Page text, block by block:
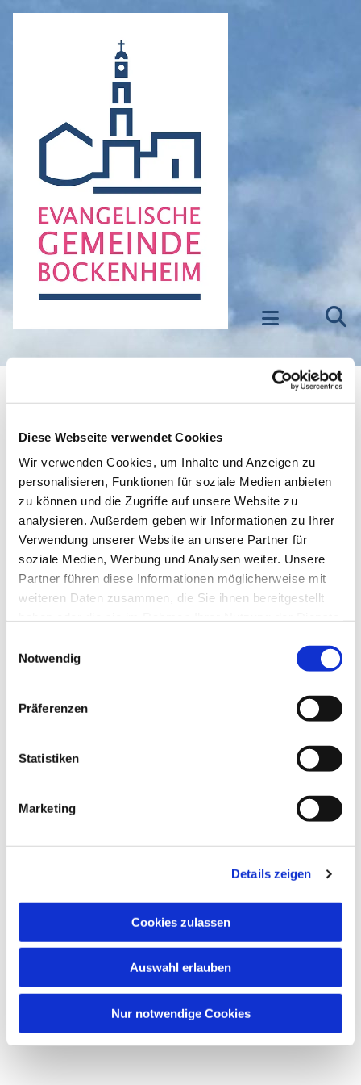
Diese Webseite verwendet Cookies
Wir verwenden Cookies, um Inhalte und Anzeigen zu
personalisieren, Funktionen für soziale Medien anbieten
zu können und die Zugriffe auf unsere Website zu
analysieren. Außerdem geben wir Informationen zu Ihrer
Verwendung unserer Website an unsere Partner für
soziale Medien, Werbung und Analysen weiter. Unsere
Partner führen diese Informationen möglicherweise mit
weiteren Daten zusammen, die Sie ihnen bereitgestellt
Notwendig
Präferenzen
Statistiken
Marketing
Details zeigen
Cookies zulassen
Auswahl erlauben
Nur notwendige Cookies
Evangelischer Gottesdienst
Johanna-Kirchner-Altenhilfezentrum,
Gutleutstr. 319, 60327 Frankfurt am